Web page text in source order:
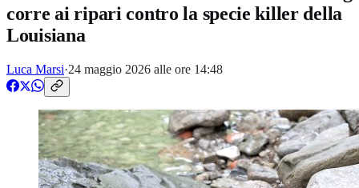
corre ai ripari contro la specie killer della
Louisiana
Luca Marsi·24 maggio 2026 alle ore 14:48